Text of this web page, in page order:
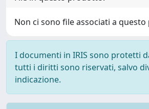
Non ci sono file associati a
I documenti in IRIS sono protetti
tutti i diritti sono riservati, salvo
indicazione.